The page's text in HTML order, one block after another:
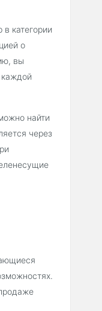
категории
о
вы
каждой
найти
через